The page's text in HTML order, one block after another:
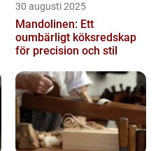
30 augusti 2025
Mandolinen: Ett
oumbärligt köksredskap
för precision och stil